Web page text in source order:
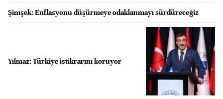
Şimşek: Enflasyonu düşürmeye odaklanmayı sürdüreceğiz
Yılmaz: Türkiye istikrarını koruyor